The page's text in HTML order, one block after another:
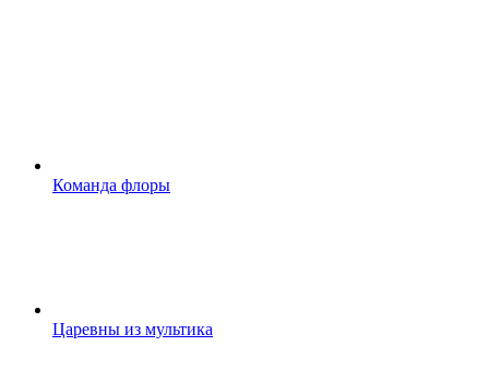
Команда флоры
Царевны из мультика